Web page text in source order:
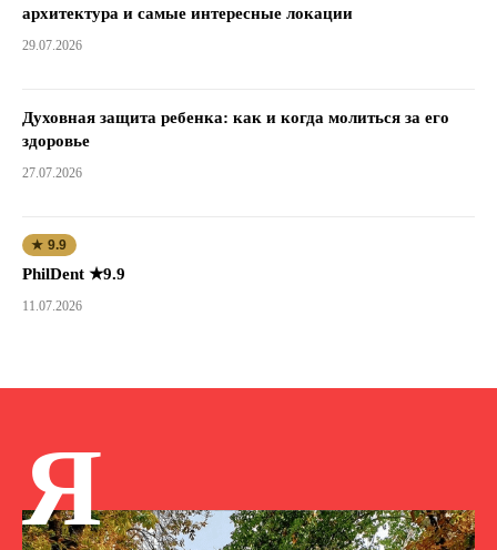
архитектура и самые интересные локации
29.07.2026
Духовная защита ребенка: как и когда молиться за его
здоровье
27.07.2026
★ 9.9
PhilDent ★9.9
11.07.2026
Я